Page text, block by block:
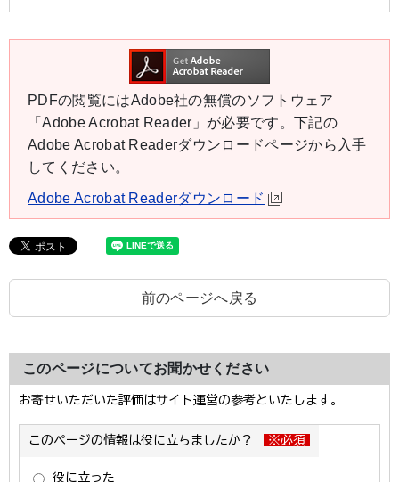
PDFの閲覧にはAdobe社の無償のソフトウェア
「Adobe Acrobat Reader」が必要です。下記の
Adobe Acrobat Readerダウンロードページから入手
してください。
Adobe Acrobat Readerダウンロード
前のページへ戻る
このページについてお聞かせください